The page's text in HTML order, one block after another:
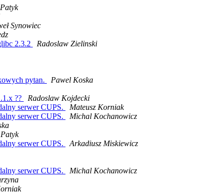
Synowiec
2.3.2
Radoslaw Zielinski
pytan.
Pawel Koska
??
Radoslaw Kojdecki
serwer CUPS.
Mateusz Korniak
serwer CUPS.
Michal Kochanowicz
serwer CUPS.
Arkadiusz Miskiewicz
serwer CUPS.
Michal Kochanowicz